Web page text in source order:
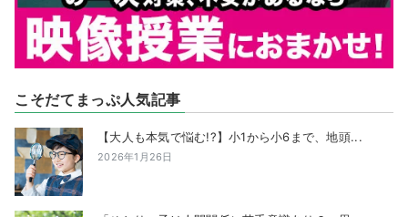
こそだてまっぷ人気記事
【大人も本気で悩む!?】小1から小6まで、地頭...
2026年1月26日